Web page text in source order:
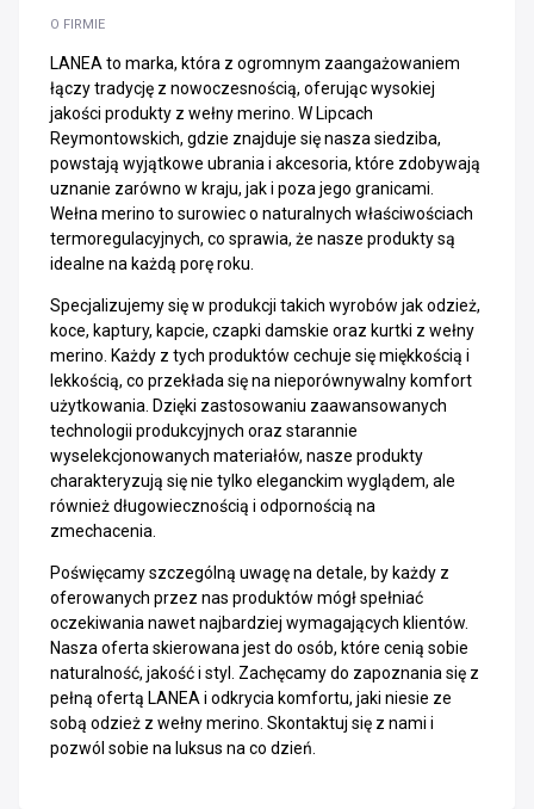
O FIRMIE
LANEA to marka, która z ogromnym zaangażowaniem
łączy tradycję z nowoczesnością, oferując wysokiej
jakości produkty z wełny merino. W Lipcach
Reymontowskich, gdzie znajduje się nasza siedziba,
powstają wyjątkowe ubrania i akcesoria, które zdobywają
uznanie zarówno w kraju, jak i poza jego granicami.
Wełna merino to surowiec o naturalnych właściwościach
termoregulacyjnych, co sprawia, że nasze produkty są
idealne na każdą porę roku.
Specjalizujemy się w produkcji takich wyrobów jak odzież,
koce, kaptury, kapcie, czapki damskie oraz kurtki z wełny
merino. Każdy z tych produktów cechuje się miękkością i
lekkością, co przekłada się na nieporównywalny komfort
użytkowania. Dzięki zastosowaniu zaawansowanych
technologii produkcyjnych oraz starannie
wyselekcjonowanych materiałów, nasze produkty
charakteryzują się nie tylko eleganckim wyglądem, ale
również długowiecznością i odpornością na
zmechacenia.
Poświęcamy szczególną uwagę na detale, by każdy z
oferowanych przez nas produktów mógł spełniać
oczekiwania nawet najbardziej wymagających klientów.
Nasza oferta skierowana jest do osób, które cenią sobie
naturalność, jakość i styl. Zachęcamy do zapoznania się z
pełną ofertą LANEA i odkrycia komfortu, jaki niesie ze
sobą odzież z wełny merino. Skontaktuj się z nami i
pozwól sobie na luksus na co dzień.